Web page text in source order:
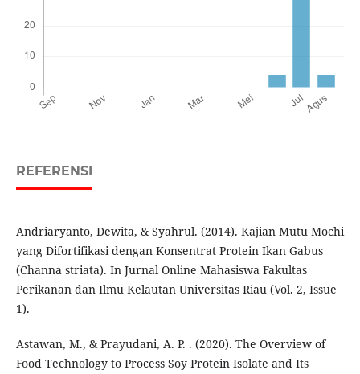
REFERENSI
Andriaryanto, Dewita, & Syahrul. (2014). Kajian Mutu Mochi
yang Difortifikasi dengan Konsentrat Protein Ikan Gabus
(Channa striata). In Jurnal Online Mahasiswa Fakultas
Perikanan dan Ilmu Kelautan Universitas Riau (Vol. 2, Issue
1).
Astawan, M., & Prayudani, A. P. . (2020). The Overview of
Food Technology to Process Soy Protein Isolate and Its